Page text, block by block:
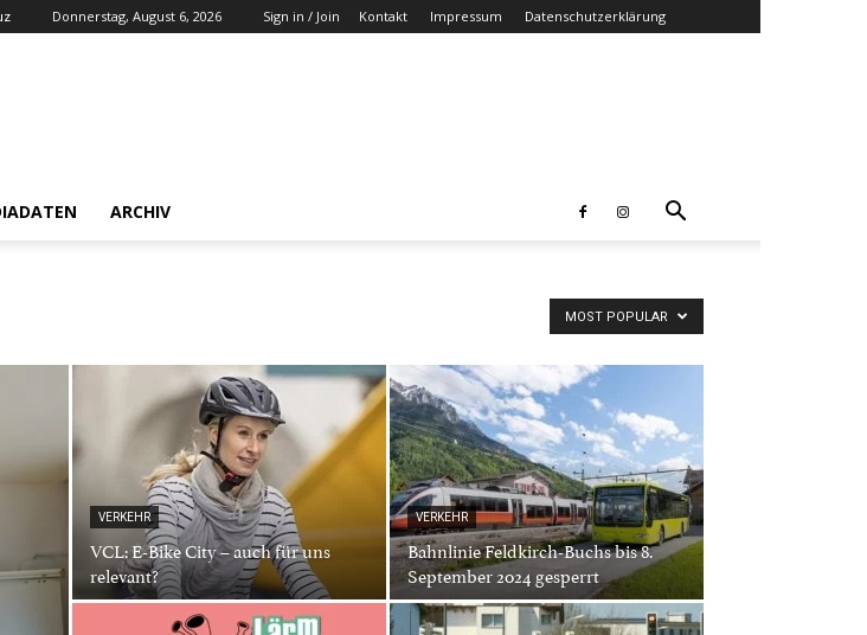
Donnerstag, August 6, 2026 Sign in / Join Kontakt Impressum Datenschutzerklärung
ARCHIV
MOST POPULAR
VERKEHR
VCL: E-Bike City – auch für uns
relevant?
VERKEHR
Bahnlinie Feldkirch-Buchs bis 8.
September 2024 gesperrt